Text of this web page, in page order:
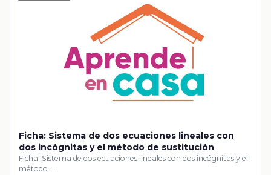
Ficha: Sistema de dos ecuaciones lineales con
dos incógnitas y el método de sustitución
Ficha: Sistema de dos ecuaciones lineales con dos incógnitas y el
método …